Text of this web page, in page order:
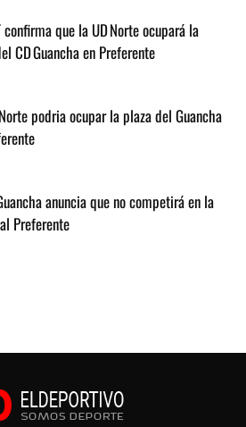
confirma que la UD Norte ocupará la
CD Guancha en Preferente
podria ocupar la plaza del Guancha
anuncia que no competirá en la
Preferente